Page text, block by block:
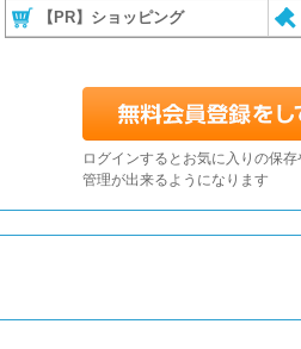
【PR】ショッピング
ログインするとお気に入りの保
管理が出来るようになります